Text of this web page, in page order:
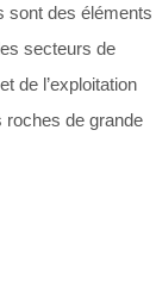
sont des éléments
secteurs de
de l’exploitation
roches de grande